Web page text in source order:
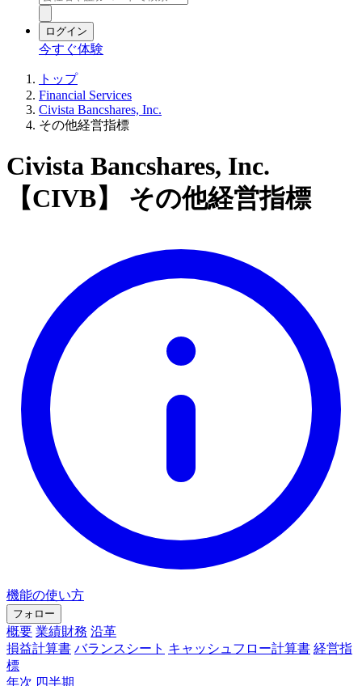
ログイン
今すぐ体験
トップ
Financial Services
Civista Bancshares, Inc.
その他経営指標
Civista Bancshares, Inc.
【CIVB】 その他経営指標
機能の使い方
フォロー
概要 業績財務 沿革
損益計算書 バランスシート キャッシュフロー計算書 経営指
標
年次 四半期